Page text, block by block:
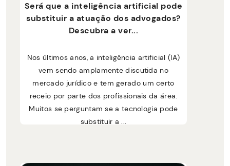
Será que a inteligência artificial pode
substituir a atuação dos advogados?
Descubra a ver...
Nos últimos anos, a inteligência artificial (IA)
vem sendo amplamente discutida no
mercado jurídico e tem gerado um certo
receio por parte dos profissionais da área.
Muitos se perguntam se a tecnologia pode
substituir a ...